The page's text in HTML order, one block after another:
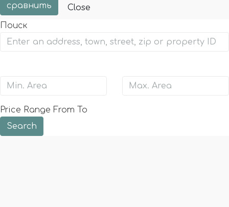
сравнить
Close
Поиск
Price Range From
To
Search